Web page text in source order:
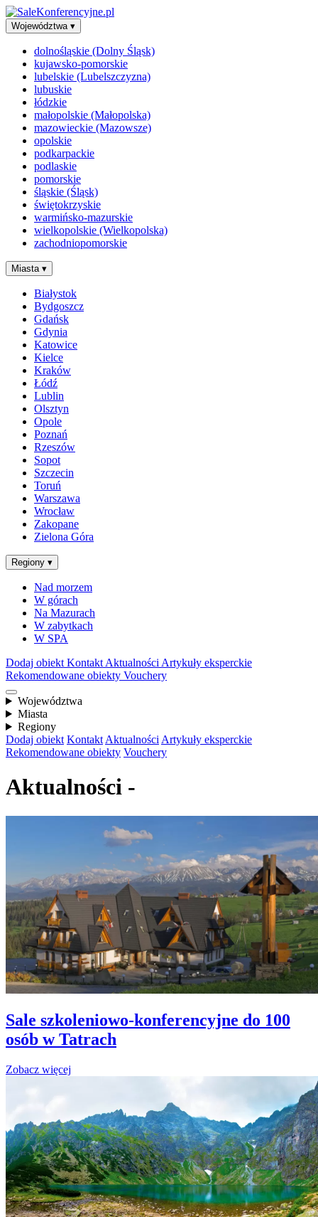
Województwa ▾
dolnośląskie (Dolny Śląsk)
kujawsko-pomorskie
lubelskie (Lubelszczyzna)
lubuskie
łódzkie
małopolskie (Małopolska)
mazowieckie (Mazowsze)
opolskie
podkarpackie
podlaskie
pomorskie
śląskie (Śląsk)
świętokrzyskie
warmińsko-mazurskie
wielkopolskie (Wielkopolska)
zachodniopomorskie
Miasta ▾
Białystok
Bydgoszcz
Gdańsk
Gdynia
Katowice
Kielce
Kraków
Łódź
Lublin
Olsztyn
Opole
Poznań
Rzeszów
Sopot
Szczecin
Toruń
Warszawa
Wrocław
Zakopane
Zielona Góra
Regiony ▾
Nad morzem
W górach
Na Mazurach
W zabytkach
W SPA
Dodaj obiekt Kontakt Aktualności Artykuły eksperckie
Rekomendowane obiekty Vouchery
Województwa
Miasta
Regiony
Dodaj obiekt Kontakt Aktualności Artykuły eksperckie
Rekomendowane obiekty Vouchery
Aktualności -
Sale szkoleniowo-konferencyjne do 100
osób w Tatrach
Zobacz więcej